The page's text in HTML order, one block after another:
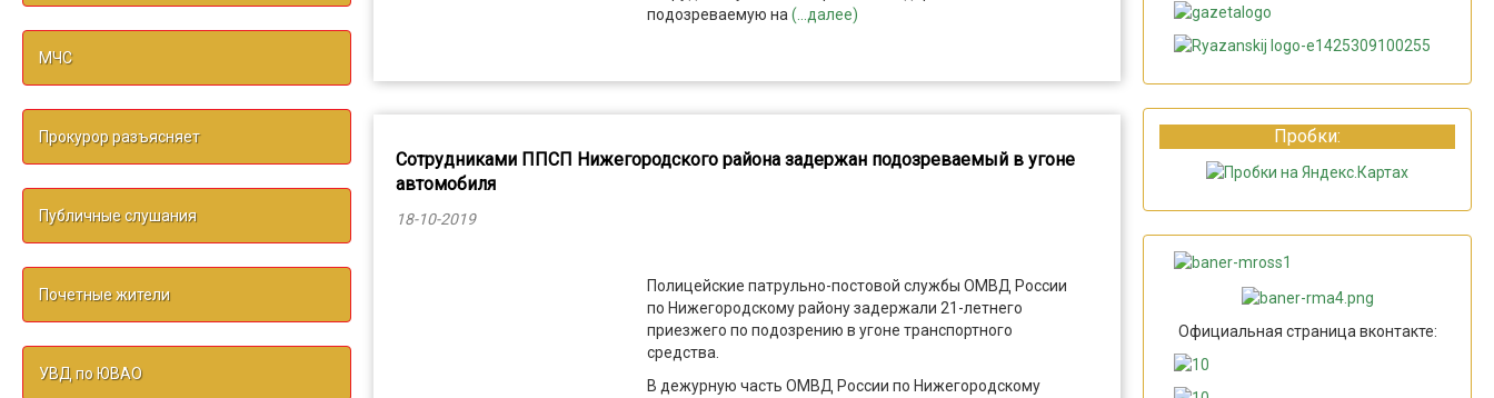
МЧС
Прокурор разъясняет
Публичные слушания
Почетные жители
УВД по ЮВАО
подозреваемую на (...далее)
Сотрудниками ППСП Нижегородского района задержан подозреваемый в угоне
автомобиля
18-10-2019
Полицейские патрульно-постовой службы ОМВД России
по Нижегородскому району задержали 21-летнего
приезжего по подозрению в угоне транспортного
средства.
В дежурную часть ОМВД России по Нижегородскому
Пробки:
Официальная страница вконтакте: